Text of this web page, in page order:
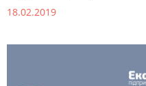
18.02.2019